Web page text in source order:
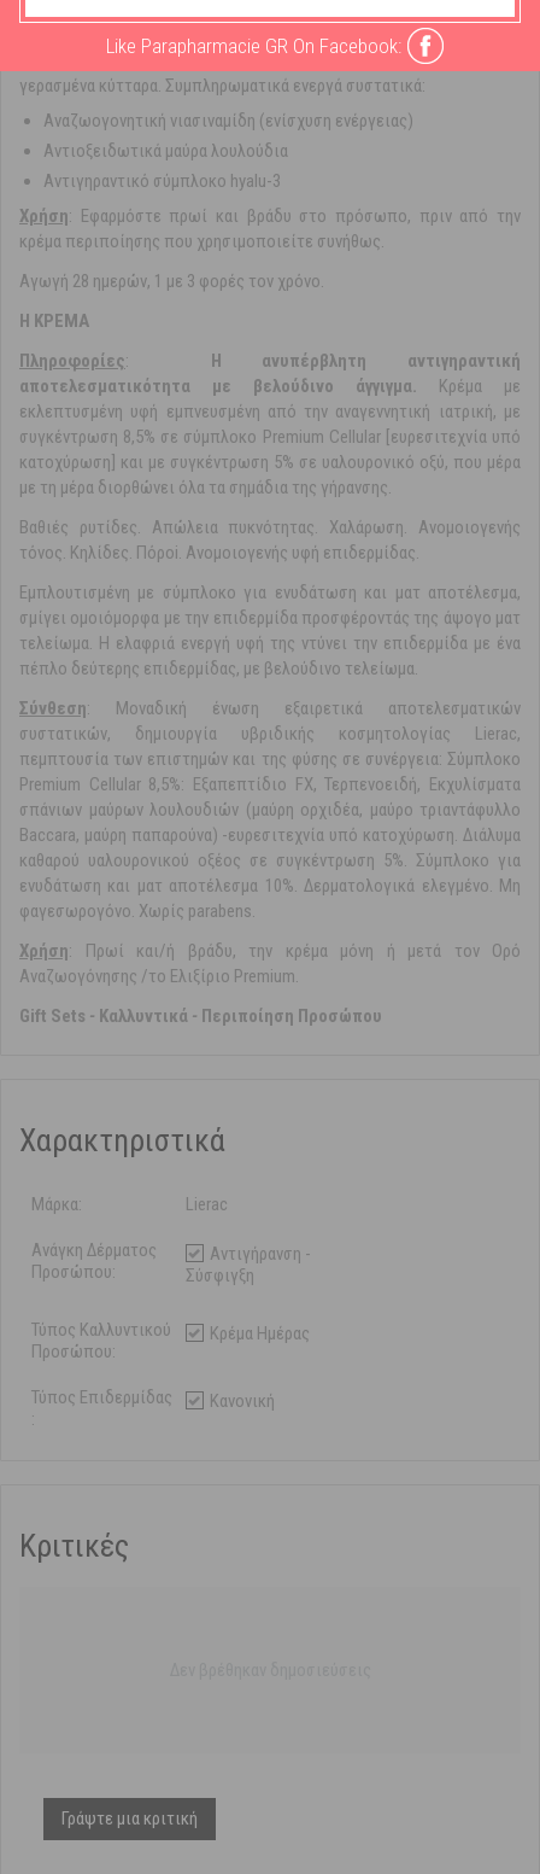
τους δώσει τα χαρακτηριστικά των νεαρών κυττάρων και
επαναφέρει την ικανότητά τους να επανορθώνονται = λιγότερα
γερασμένα κύτταρα. Συμπληρωματικά ενεργά συστατικά:
Αναζωογονητική νιασιναμίδη (ενίσχυση ενέργειας)
Αντιοξειδωτικά μαύρα λουλούδια
Αντιγηραντικό σύμπλοκο hyalu-3
Xρήση: Εφαρμόστε πρωί και βράδυ στο πρόσωπο, πριν από την
κρέμα περιποίησης που χρησιμοποιείτε συνήθως.
Αγωγή 28 ημερών, 1 με 3 φορές τον χρόνο.
Η ΚΡΕΜΑ
Πληροφoρίες: Η ανυπέρβλητη αντιγηραντική
αποτελεσματικότητα με βελούδινο άγγιγμα. Κρέμα με
εκλεπτυσμένη υφή εμπνευσμένη από την αναγεννητική ιατρική, με
συγκέντρωση 8,5% σε σύμπλοκο Premium Cellular [ευρεσιτεχνία υπό
κατοχύρωση] και με συγκέντρωση 5% σε υαλουρονικό οξύ, που μέρα
με τη μέρα διορθώνει όλα τα σημάδια της γήρανσης.
Βαθιές ρυτίδες. Απώλεια πυκνότητας. Χαλάρωση. Ανομοιογενής
τόνος. Κηλίδες. Πόροi. Ανομοιογενής υφή επιδερμίδας.
Εμπλουτισμένη με σύμπλοκο για ενυδάτωση και ματ αποτέλεσμα,
σμίγει ομοιόμορφα με την επιδερμίδα προσφέροντάς της άψογο ματ
τελείωμα. Η ελαφριά ενεργή υφή της ντύνει την επιδερμίδα με ένα
πέπλο δεύτερης επιδερμίδας, με βελούδινο τελείωμα.
Σύvθεση: Μοναδική ένωση εξαιρετικά αποτελεσματικών
συστατικών, δημιουργία υβριδικής κοσμητολογίας Lierac,
πεμπτουσία των επιστημών και της φύσης σε συνέργεια: Σύμπλοκο
Premium Cellular 8,5%: Εξαπεπτίδιο FX, Τερπενοειδή, Eκχυλίσματα
σπάνιων μαύρων λουλουδιών (μαύρη ορχιδέα, μαύρο τριαντάφυλλο
Baccara, μαύρη παπαρούνα) -ευρεσιτεχνία υπό κατοχύρωση. Διάλυμα
καθαρού υαλουρονικού οξέος σε συγκέντρωση 5%. Σύμπλοκο για
ενυδάτωση και ματ αποτέλεσμα 10%. Δερματολογικά ελεγμένο. Mη
φαγεσωρογόνο. Χωρίς parabens.
Xρήση: Πρωί και/ή βράδυ, την κρέμα μόνη ή μετά τον Ορό
Αναζωογόνησης /το Ελιξίριο Premium.
Gift Sets - Καλλυντικά - Περιποίηση Προσώπου
Χαρακτηριστικά
Μάρκα: Lierac
Ανάγκη Δέρματος
Προσώπου:
Αντιγήρανση -
Σύσφιγξη
Τύπος Καλλυντικού
Προσώπου:
Κρέμα Ημέρας
Τύπος Επιδερμίδας
:
Κανονική
Κριτικές
Γράψτε μια κριτική
Like Parapharmacie GR On Facebook: